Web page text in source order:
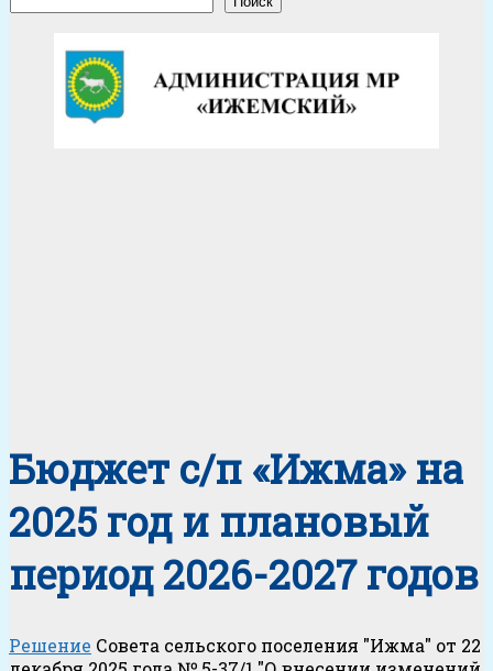
Бюджет с/п «Ижма» на
2025 год и плановый
период 2026-2027 годов
Решение Совета сельского поселения "Ижма" от 22